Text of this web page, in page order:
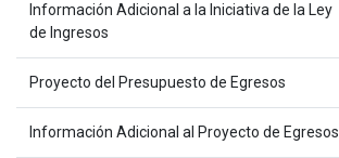
Información Adicional a la Iniciativa de la Ley
de Ingresos
Proyecto del Presupuesto de Egresos
Información Adicional al Proyecto de Egresos